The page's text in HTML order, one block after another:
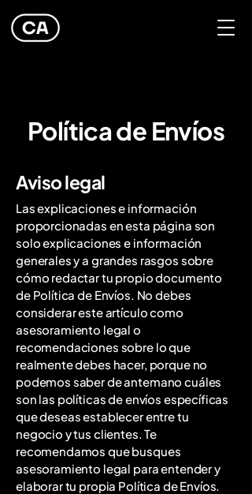
Política de Envíos
Aviso legal
Las explicaciones e información
proporcionadas en esta página son
solo explicaciones e información
generales y a grandes rasgos sobre
cómo redactar tu propio documento
de Política de Envíos. No debes
considerar este artículo como
asesoramiento legal o
recomendaciones sobre lo que
realmente debes hacer, porque no
podemos saber de antemano cuáles
son las políticas de envíos específicas
que deseas establecer entre tu
negocio y tus clientes. Te
recomendamos que busques
asesoramiento legal para entender y
elaborar tu propia Política de Envíos.